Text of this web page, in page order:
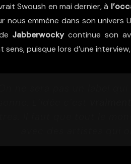
Swoush en mai dernier, à
nous emmène dans son univers
Jabberwockycontinue son
sens, puisque lors d’une